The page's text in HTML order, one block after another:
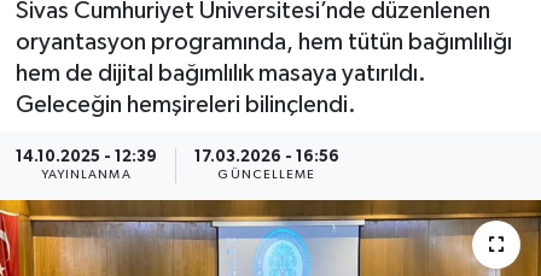
Sivas Cumhuriyet Üniversitesi’nde düzenlenen
oryantasyon programında, hem tütün bağımlılığı
hem de dijital bağımlılık masaya yatırıldı.
Geleceğin hemşireleri bilinçlendi.
14.10.2025 - 12:39
YAYINLANMA
17.03.2026 - 16:56
GÜNCELLEME
MAGAZİN
ÖZEL HABER
RESMİ İLANLAR
SAĞLIK